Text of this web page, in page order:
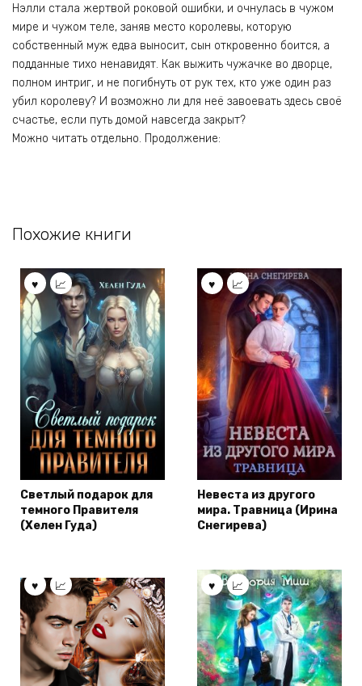
Нэлли стала жертвой роковой ошибки, и очнулась в чужом
мире и чужом теле, заняв место королевы, которую
собственный муж едва выносит, сын откровенно боится, а
подданные тихо ненавидят. Как выжить чужачке во дворце,
полном интриг, и не погибнуть от рук тех, кто уже один раз
убил королеву? И возможно ли для неё завоевать здесь своё
счастье, если путь домой навсегда закрыт?
Можно читать отдельно. Продолжение:
Похожие книги
Светлый подарок для
темного Правителя
(Хелен Гуда)
Невеста из другого
мира. Травница (Ирина
Снегирева)